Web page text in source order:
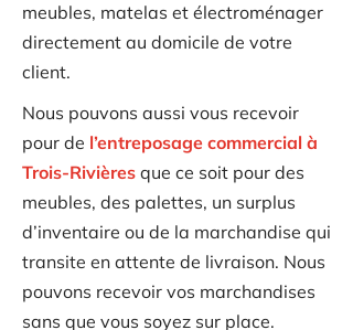
meubles, matelas et électroménager
directement au domicile de votre
client.
Nous pouvons aussi vous recevoir
pour de l’entreposage commercial à
Trois-Rivières que ce soit pour des
meubles, des palettes, un surplus
d’inventaire ou de la marchandise qui
transite en attente de livraison. Nous
pouvons recevoir vos marchandises
sans que vous soyez sur place.